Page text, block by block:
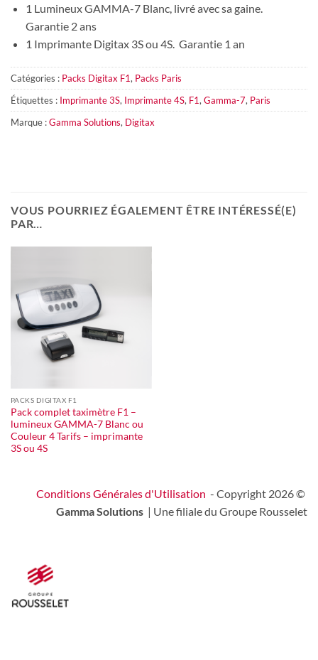
1 Lumineux GAMMA-7 Blanc, livré avec sa gaine.
Garantie 2 ans
1 Imprimante Digitax 3S ou 4S. Garantie 1 an
Catégories : Packs Digitax F1, Packs Paris
Étiquettes : Imprimante 3S, Imprimante 4S, F1,Gamma-7, Paris
Marque :Gamma Solutions, Digitax
VOUS POURRIEZ ÉGALEMENT ÊTRE INTÉRESSÉ(E)
PAR…
PACKS DIGITAX F1
Pack complet taximètre F1 –
lumineux GAMMA-7 Blanc ou
Couleur 4 Tarifs – imprimante
3S ou 4S
Conditions Générales d'Utilisation - Copyright 2026 ©
Gamma Solutions | Une filiale du Groupe Rousselet